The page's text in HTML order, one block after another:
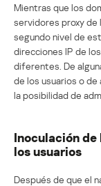
Mientras que los
servidores proxy de
segundo nivel de
direcciones IP de
diferentes. De
de los usuarios o
la posibilidad de
Inoculación
los usuarios
Después de que el